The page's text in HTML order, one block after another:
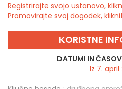
Registrirajte svojo ustanovo,
Promovirajte svoj dogodek,
KORISTNE
DATUMI IN
Iz 7. april